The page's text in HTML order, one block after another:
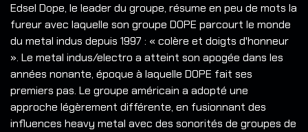
Edsel Dope, le leader du groupe, résume en peu de mots la
fureur avec laquelle son groupe DOPE parcourt le monde
du metal indus depuis 1997 : « colère et doigts d'honneur
». Le metal indus/electro a atteint son apogée dans les
années nonante, époque à laquelle DOPE fait ses
premiers pas. Le groupe américain a adopté une
approche légèrement différente, en fusionnant des
influences heavy metal avec des sonorités de groupes de